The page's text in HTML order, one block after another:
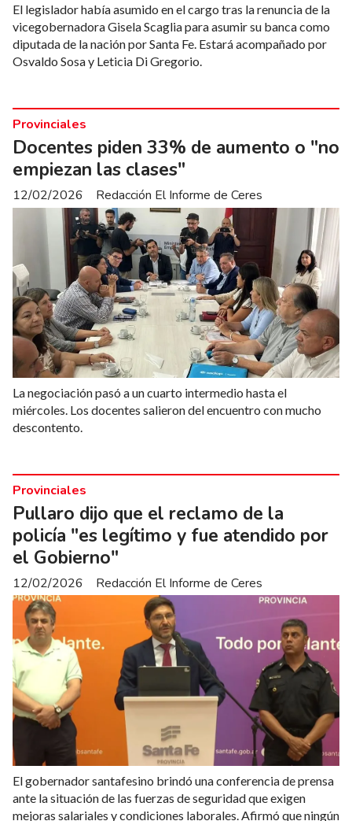
El legislador había asumido en el cargo tras la renuncia de la
vicegobernadora Gisela Scaglia para asumir su banca como
diputada de la nación por Santa Fe. Estará acompañado por
Osvaldo Sosa y Leticia Di Gregorio.
Docentes piden 33% de aumento o "no
empiezan las clases"
Redacción El Informe de Ceres
Provinciales
12/02/2026
La negociación pasó a un cuarto intermedio hasta el
miércoles. Los docentes salieron del encuentro con mucho
descontento.
Pullaro dijo que el reclamo de la
policía "es legítimo y fue atendido por
el Gobierno"
Redacción El Informe de Ceres
Provinciales
12/02/2026
El gobernador santafesino brindó una conferencia de prensa
ante la situación de las fuerzas de seguridad que exigen
mejoras salariales y condiciones laborales. Afirmó que ningún